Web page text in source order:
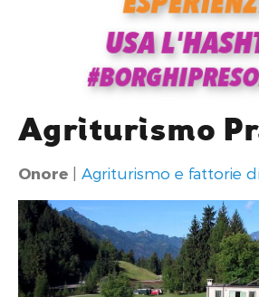
Agriturismo
Onore | Agriturismo e fattorie